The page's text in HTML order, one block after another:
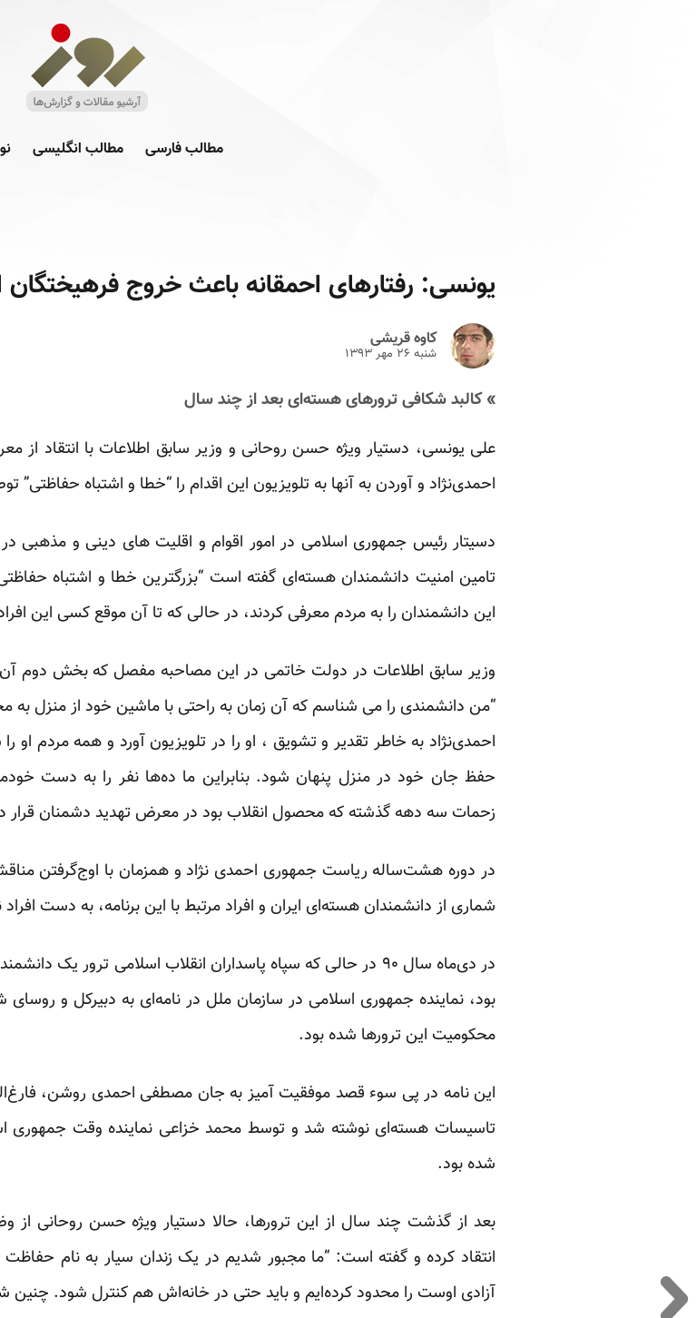
مطالب فارسی مطالب انگلیسی
یونسی: رفتارهای احمقانه باعث خروج
کاوه قریشی
شنبه ۲۶ مهر ۱۳۹۳
» کالبد شکافی ترورهای هسته‌ای بعد از چند سال
علی یونسی، دستیار ویژه حسن روحانی و وزیر سابق اطلاعات با انتقاد از
احمدی‌نژاد و آوردن به آنها به تلویزیون این اقدام را “خطا و اشتباه
دسیتار رئیس جمهوری اسلامی در امور اقوام و اقلیت های دینی و مذهبی
تامین امنیت دانشمندان هسته‌ای گفته است “بزرگترین خطا و اشتباه
این دانشمندان را به مردم معرفی کردند، در حالی که تا آن موقع کسی این
“من دانشمندی را می شناسم که آن زمان به راحتی با ماشین خود از منزل
احمدی‌نژاد به خاطر تقدیر و تشویق ، او را در تلویزیون آورد و همه مردم او
حفظ جان خود در منزل پنهان شود. بنابراین ما ده‌ها نفر را به دست
زحمات سه دهه گذشته که محصول انقلاب بود در معرض تهدید دشمنان قرار
در دوره هشت‌ساله ریاست جمهوری احمدی نژاد و همزمان با اوج‌گرفتن
شماری از دانشمندان هسته‌ای ایران و افراد مرتبط با این برنامه، به دست
در دی‌ماه سال ۹۰ در حالی که سپاه پاسداران انقلاب اسلامی ترور
بود، نماینده جمهوری اسلامی در سازمان ملل در نامهای به دبیرکل و
محکومیت این ترورها شده بود.
این نامه در پی سوء قصد موفقیت آمیز به جان مصطفی احمدی روشن،
تاسیسات هسته‌ای نوشته شد و توسط محمد خزاعی نماینده وقت جمهوری
شده بود.
بعد از گذشت چند سال از این ترورها، حالا دستیار ویژه حسن روحانی
انتقاد کرده و گفته است: “ما مجبور شدیم در یک زندان سیار به نام
آزادی اوست را محدود کرده‌ایم و باید حتی در خانه‌اش هم کنترل شود. چنین